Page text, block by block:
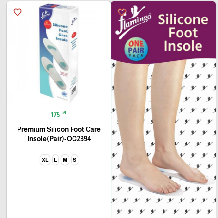
favorite_border
favorite_border
175 ₪
Premium Silicon Foot Care
Insole(Pair)-OC2394
S
M
L
XL